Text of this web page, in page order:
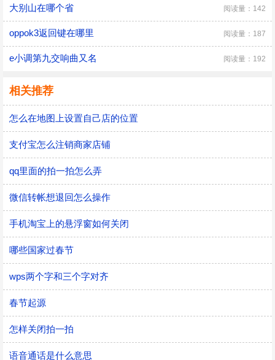
大别山在哪个省 阅读量：142
oppok3返回键在哪里 阅读量：187
e小调第九交响曲又名 阅读量：192
相关推荐
怎么在地图上设置自己店的位置
支付宝怎么注销商家店铺
qq里面的拍一拍怎么弄
微信转帐想退回怎么操作
手机淘宝上的悬浮窗如何关闭
哪些国家过春节
wps两个字和三个字对齐
春节起源
怎样关闭拍一拍
语音通话是什么意思